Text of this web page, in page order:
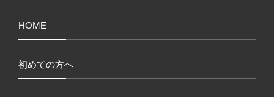
HOME
初めての方へ